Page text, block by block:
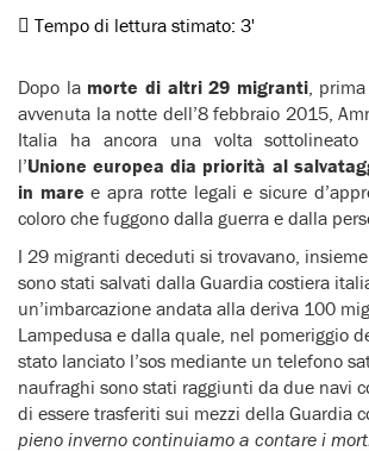
Tempo di lettura stimato: 3'
Dopo lamorte di altri 29 migranti,
avvenuta la notte dell’8 febbraio 2015,
Italia ha ancora una volta sottolineato
l’Unione europea dia priorità al
in mare e apra rotte legali e sicure
coloro che fuggono dalla guerra e dalla
I 29 migranti deceduti si trovavano,
sono stati salvati dalla Guardia costiera
un’imbarcazione andata alla deriva 100
Lampedusa e dalla quale, nel pomeriggio
stato lanciato l’sos mediante un telefono
naufraghi sono stati raggiunti da due navi
di essere trasferiti sui mezzi della Guardia
pieno inverno continuiamo a contare i